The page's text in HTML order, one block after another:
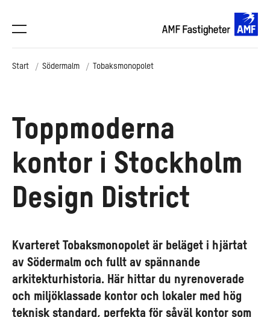
Start Södermalm Tobaksmonopolet
Toppmoderna
kontor i Stockholm
Design District
Kvarteret Tobaksmonopolet är beläget i hjärtat
av Södermalm och fullt av spännande
arkitekturhistoria. Här hittar du nyrenoverade
och miljöklassade kontor och lokaler med hög
teknisk standard, perfekta för såväl kontor som